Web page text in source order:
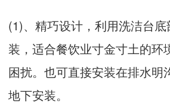
(1)、精巧设计，利用洗洁台
装，适合餐饮业寸金寸土的环
困扰。也可直接安装在排水明
地下安装。